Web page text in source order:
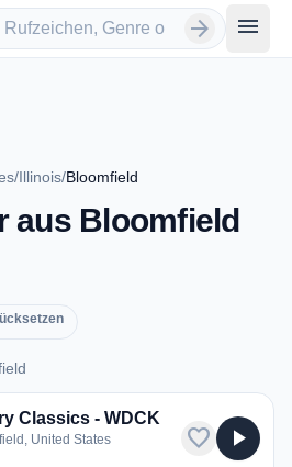
arrow_forward menu
/Illinois/Bloomfield
aus Bloomfield
Classics - WDCK
United States
favorite play_arrow